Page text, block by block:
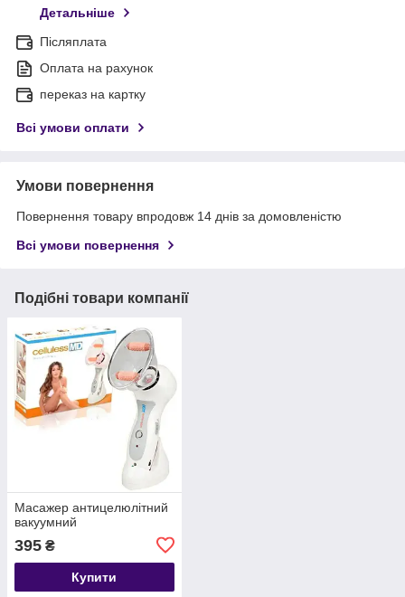
Детальніше
Післяплата
Оплата на рахунок
переказ на картку
Всі умови оплати
Умови повернення
Повернення товару впродовж 14 днів за домовленістю
Всі умови повернення
Подібні товари компанії
Масажер антицелюлітний
вакуумний
395 ₴
Купити